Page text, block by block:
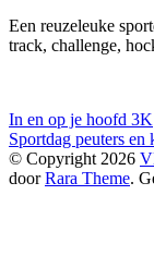
Een reuzeleuke
track, challenge,
Bericht
navigatie
In en op je hoofd 3K
Sportdag peuters en
© Copyright 2026
doorRara Theme.